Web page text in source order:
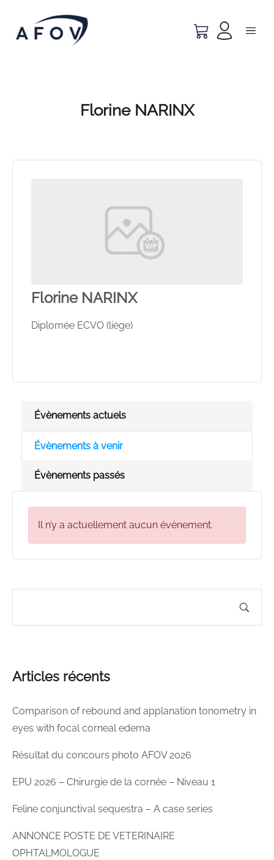
Florine NARINX
Articles récents
Comparison of rebound and applanation tonometry in
eyes with focal corneal edema
Résultat du concours photo AFOV 2026
EPU 2026 – Chirurgie de la cornée – Niveau 1
Feline conjunctival sequestra – A case series
ANNONCE POSTE DE VETERINAIRE
OPHTALMOLOGUE
Florine NARINX
Diplomée ECVO (liège)
Évènements actuels
Évènements à venir
Évènements passés
Il n’y a actuellement aucun évènement.